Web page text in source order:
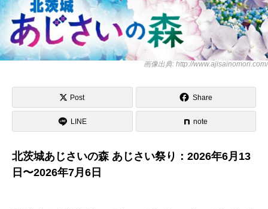
画像出典: http://www.ajisainomori.com/
Post Share
LINE note
北茨城あじさいの森 あじさい祭り：2026年6月13
日〜2026年7月6日